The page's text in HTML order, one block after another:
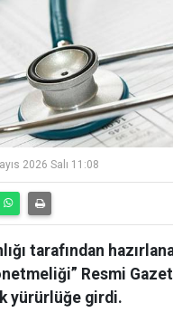
2026 Salı 11:08
tarafından
Resmi
yürürlüğe girdi.